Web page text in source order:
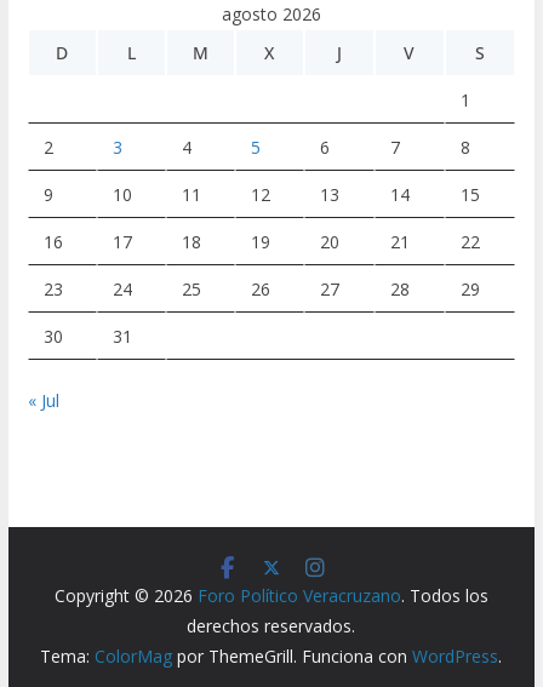
agosto 2026
D
L M X J V S
1
2 3 4 5 6 7 8
9 10 11 12 13 14 15
16 17 18 19 20 21 22
23 24 25 26 27 28 29
30 31
« Jul
Copyright © 2026 Foro Político Veracruzano. Todos los
derechos reservados.
Tema: ColorMag por ThemeGrill. Funciona conWordPress.